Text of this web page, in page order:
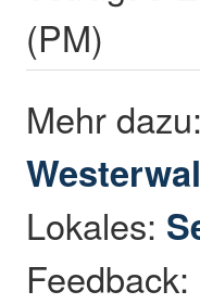
(PM)
Mehr
Lokales:
Feedback: